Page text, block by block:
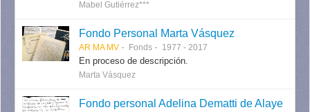
Mabel Gutiérrez***
Fondo Personal Marta Vásquez
AR MA MV Fonds 1977 - 2017
En proceso de descripción.
Marta Vásquez
Fondo personal Adelina Dematti de Alaye